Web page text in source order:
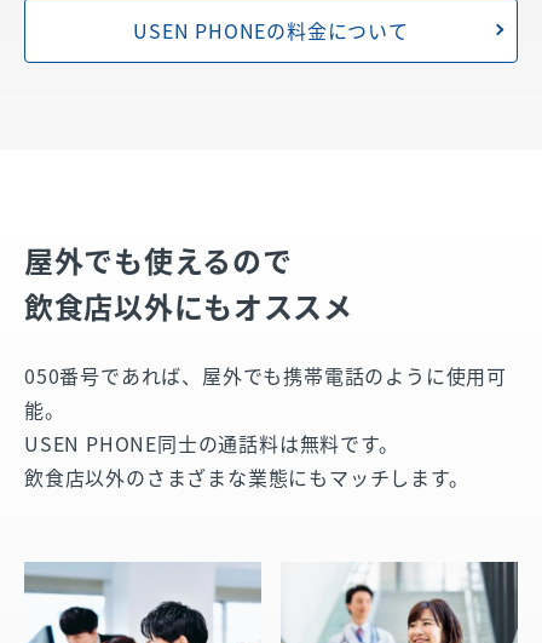
USEN PHONEの料金について
屋外でも使えるので
飲食店以外にもオススメ
050番号であれば、屋外でも携帯電話のように使用可
能。
USEN PHONE同士の通話料は無料です。
飲食店以外のさまざまな業態にもマッチします。